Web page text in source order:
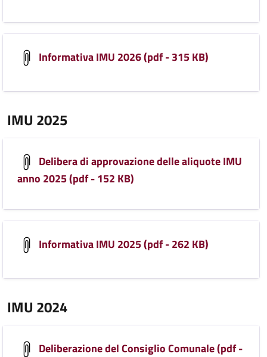
Informativa IMU 2026 (pdf - 315 KB)
IMU 2025
Delibera di approvazione delle aliquote IMU
anno 2025 (pdf - 152 KB)
Informativa IMU 2025 (pdf - 262 KB)
IMU 2024
Deliberazione del Consiglio Comunale (pdf -